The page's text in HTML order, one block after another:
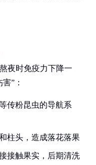
夜时免疫力下降一
”：
传粉昆虫的导航系
柱头，造成落花落果
接触果实，后期清洗